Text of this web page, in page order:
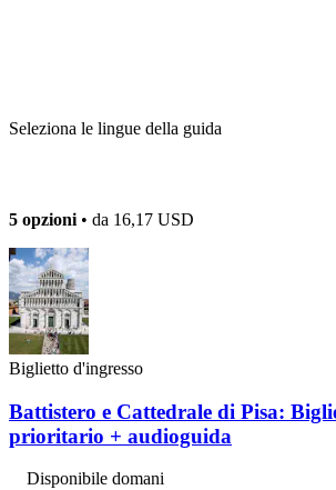
Seleziona le lingue della guida
5 opzioni • da 16,17 USD
Biglietto d'ingresso
Battistero e Cattedrale di Pisa:
prioritario + audioguida
Disponibile domani